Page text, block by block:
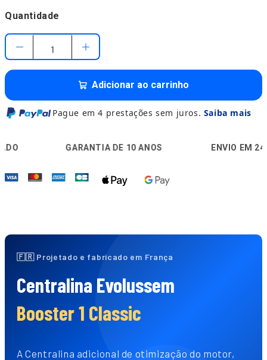
Quantidade
Adicionar ao carrinho
Pague em 4 prestações sem juros. Saiba mais
🛡️ GARANTIA DE 10 ANOS 🚚 ENVIO EM 24H
🇫🇷 Projetado e fabricado em França
Centralina Evolussem
Booster 1 Classic
A Centralina adicional de otimização do motor,